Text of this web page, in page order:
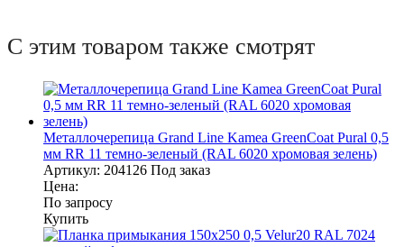
С этим товаром также смотрят
Металлочерепица Grand Line Kamea GreenCoat Pural 0,5
мм RR 11 темно-зеленый (RAL 6020 хромовая зелень)
Артикул: 204126 Под заказ
Цена:
По запросу
Купить